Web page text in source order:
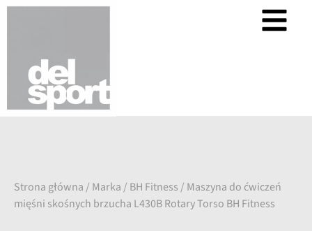
Strona główna / Marka / BH Fitness / Maszyna do ćwiczeń
mięśni skośnych brzucha L430B Rotary Torso BH Fitness